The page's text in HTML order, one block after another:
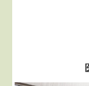
肛門外科